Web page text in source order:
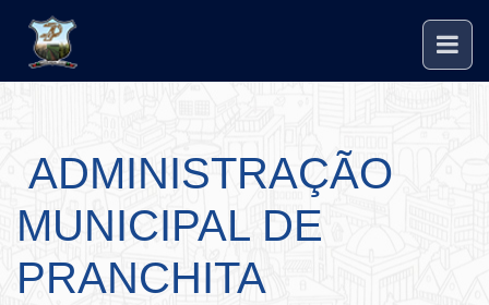
ADMINISTRAÇÃO
MUNICIPAL DE
PRANCHITA